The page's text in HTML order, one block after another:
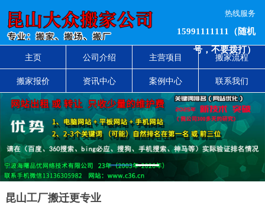
热线服务
15991111111（随机
号，不要拨打）
主页 公司介绍 主营项目 搬家流程
搬家报价 资讯中心 案例中心 联系我们
1 2
昆山工厂搬迁更专业